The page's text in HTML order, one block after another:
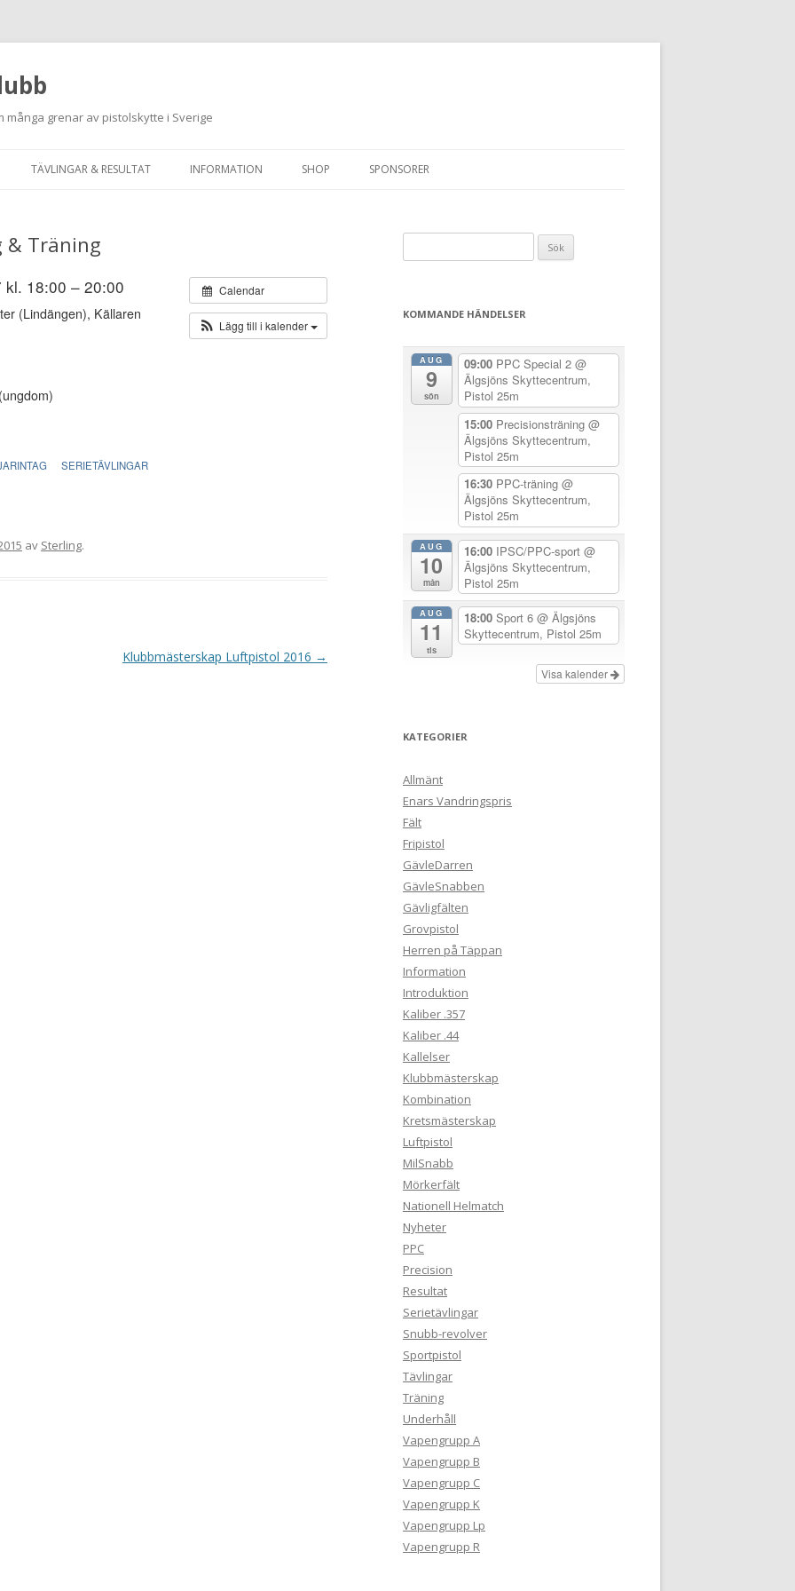
många grenar av pistolskytte i Sverige
till
TÄVLINGAR & RESULTAT
SKJUTPROGRAM 2026
INFORMATION
RUTINER FÖR SKJUTLEDARE
FÄLTSKYTTE
SHOP SPONSORER
& Träning
Calendar
Lägg till i kalender
18:00 – 20:00
(Lindängen), Källaren
SERIETÄVLINGAR
av Sterling.
Klubbmästerskap Luftpistol 2016 →
efter:
KOMMANDE HÄNDELSER
AUG
9
sön
09:00 PPC Special 2 @
Älgsjöns Skyttecentrum,
Pistol 25m
15:00 Precisionsträning @
Älgsjöns Skyttecentrum,
Pistol 25m
16:30 PPC-träning @
Älgsjöns Skyttecentrum,
Pistol 25m
AUG
10
mån
16:00 IPSC/PPC-sport @
Älgsjöns Skyttecentrum,
Pistol 25m
AUG
11
tis
18:00 Sport 6 @ Älgsjöns
Skyttecentrum, Pistol 25m
Visa kalender
KATEGORIER
Allmänt
Enars Vandringspris
Fält
Fripistol
GävleDarren
GävleSnabben
Gävligfälten
Grovpistol
Herren på Täppan
Information
Introduktion
Kaliber .357
Kaliber .44
Kallelser
Klubbmästerskap
Kombination
Kretsmästerskap
Luftpistol
MilSnabb
Mörkerfält
Nationell Helmatch
Nyheter
PPC
Precision
Resultat
Serietävlingar
Snubb-revolver
Sportpistol
Tävlingar
Träning
Underhåll
Vapengrupp A
Vapengrupp B
Vapengrupp C
Vapengrupp K
Vapengrupp Lp
Vapengrupp R